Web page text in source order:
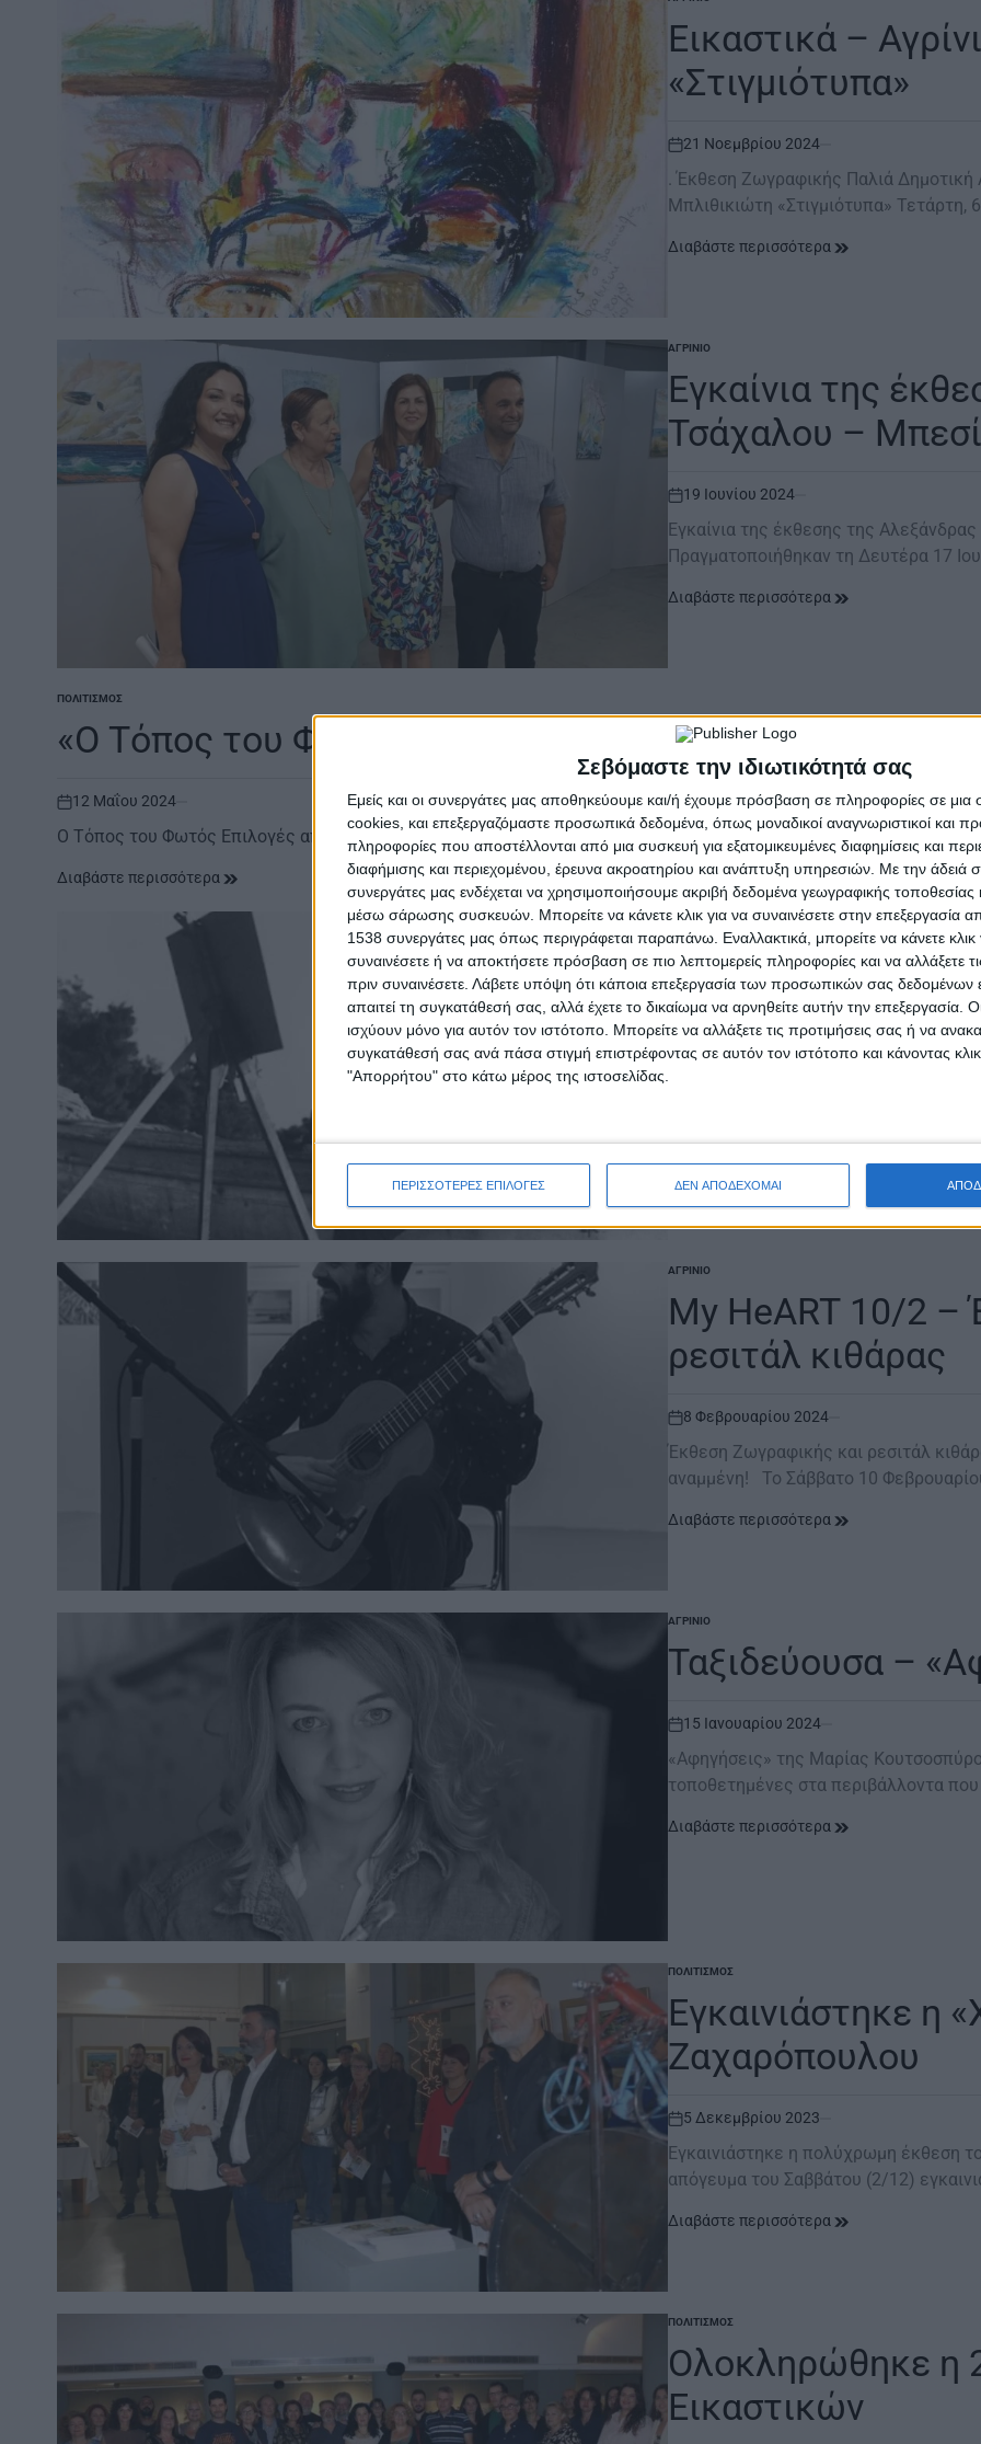
Σεβόμαστε την ιδιωτικότητά σας
Εμείς και οι συνεργάτες μας αποθηκεύουμε και/ή έχουμε πρόσβαση σε πληροφορίες σε
cookies, και επεξεργαζόμαστε προσωπικά δεδομένα, όπως μοναδικοί αναγνωριστικοί και
πληροφορίες που αποστέλλονται από μια συσκευή για εξατομικευμένες διαφημίσεις και
διαφήμισης και περιεχομένου, έρευνα ακροατηρίου και ανάπτυξη υπηρεσιών. Με την άδειά
συνεργάτες μας ενδέχεται να χρησιμοποιήσουμε ακριβή δεδομένα γεωγραφικής τοποθεσίας
μέσω σάρωσης συσκευών. Μπορείτε να κάνετε κλικ για να συναινέσετε στην επεξεργασία
1538 συνεργάτες μας όπως περιγράφεται παραπάνω. Εναλλακτικά, μπορείτε να κάνετε κλικ
συναινέσετε ή να αποκτήσετε πρόσβαση σε πιο λεπτομερείς πληροφορίες και να αλλάξετε
πριν συναινέσετε. Λάβετε υπόψη ότι κάποια επεξεργασία των προσωπικών σας δεδομένων
απαιτεί τη συγκατάθεσή σας, αλλά έχετε το δικαίωμα να αρνηθείτε αυτήν την επεξεργασία.
ισχύουν μόνο για αυτόν τον ιστότοπο. Μπορείτε να αλλάξετε τις προτιμήσεις σας ή να
συγκατάθεσή σας ανά πάσα στιγμή επιστρέφοντας σε αυτόν τον ιστότοπο και κάνοντας
"Απορρήτου" στο κάτω μέρος της ιστοσελίδας.
ΠΕΡΙΣΣΟΤΕΡΕΣ ΕΠΙΛΟΓΕΣ ΔΕΝ ΑΠΟΔΕΧΟΜΑΙ
POSTED
Εικαστικά –
«Στιγμιότυπα»
on
21 Νοεμβρίου 2024
. Έκθεση Ζωγραφικής Παλιά Δημοτική
Μπλιθικιώτη «Στιγμιότυπα» Τετάρτη,
Διαβάστε περισσότερα
POSTED
IN
ΑΓΡΊΝΙΟ
Eγκαίνια της
Τσάχαλου –
on
19 Ιουνίου 2024
Eγκαίνια της έκθεσης της
Πραγματοποιήθηκαν τη Δευτέρα 17
Διαβάστε περισσότερα
POSTED
ΠΟΛΙΤΙΣΜΌΣ
«Ο Τόπος του Φωτός»
on
12 Μαΐου 2024
Ο Τόπος του Φωτός Επιλογές από τη Συλλογή Έργων Τέχνης της Βουλής των Ελλήνων Η έκθεση «…επιχειρεί να
Διαβάστε περισσότερα
IN
ΑΙΤ/ΝΊΑ
K. Loustas – «90
του»
22 Φεβρουαρίου 2024
Kostas Loustas: «90 χρόνια από την
Διαβάστε περισσότερα
POSTED
ΑΓΡΊΝΙΟ
My HeART 10/2 –
ρεσιτάλ κιθάρας
on
8 Φεβρουαρίου 2024
Έκθεση Ζωγραφικής και ρεσιτάλ
αναμμένη! Το Σάββατο 10
Διαβάστε περισσότερα
POSTED
ΑΓΡΊΝΙΟ
Ταξιδεύουσα –
on
15 Ιανουαρίου 2024
«Αφηγήσεις» της Μαρίας
τοποθετημένες στα περιβάλλοντα
Διαβάστε περισσότερα
POSTED
ΠΟΛΙΤΙΣΜΌΣ
Εγκαινιάστηκε η
Ζαχαρόπουλου
on
5 Δεκεμβρίου 2023
Εγκαινιάστηκε η πολύχρωμη έκθεση
απόγευμα του Σαββάτου (2/12)
Διαβάστε περισσότερα
POSTED
ΠΟΛΙΤΙΣΜΌΣ
Ολοκληρώθηκε η
Εικαστικών